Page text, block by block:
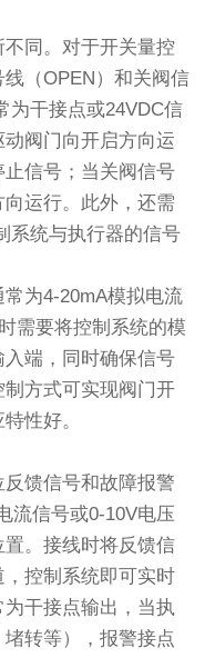
同。对于开关量控
（OPEN）和关阀信
为干接点或24VDC信
阀门向开启方向运
信号；当关阀信号
运行。此外，还需
系统与执行器的信号
为4-20mA模拟电流
需要将控制系统的模
端，同时确保信号
方式可实现阀门开
性好。
馈信号和故障报警
流信号或0-10V电压
。接线时将反馈信
控制系统即可实时
干接点输出，当执
转等），报警接点